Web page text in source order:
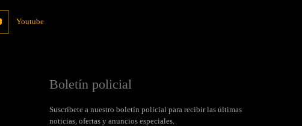
Youtube
Boletín policial
Suscríbete a nuestro boletín policial para recibir las últimas
noticias, ofertas y anuncios especiales.